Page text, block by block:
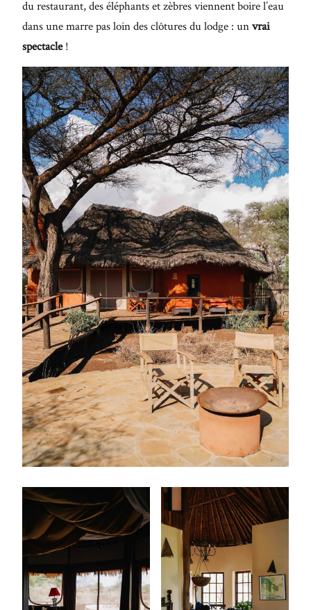
du restaurant, des éléphants et zèbres viennent boire l’eau
dans une marre pas loin des clôtures du lodge : unvrai
spectacle!